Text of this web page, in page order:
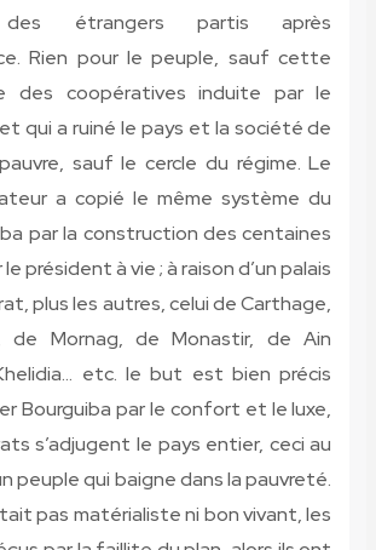
des étrangers partis après
Rien pour le peuple, sauf cette
des coopératives induite par le
qui a ruiné le pays et la société de
sauf le cercle du régime. Le
a copié le même système du
par la construction des centaines
président à vie ; à raison d’un palais
plus les autres, celui de Carthage,
de Mornag, de Monastir, de Ain
etc. le but est bien précis
Bourguiba par le confort et le luxe,
s’adjugent le pays entier, ceci au
peuple qui baigne dans la pauvreté.
pas matérialiste ni bon vivant, les